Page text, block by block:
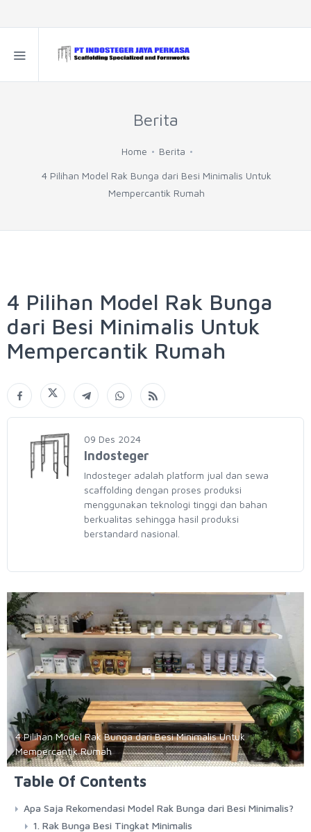
Berita
Home Berita
4 Pilihan Model Rak Bunga dari Besi Minimalis Untuk
Mempercantik Rumah
4 Pilihan Model Rak Bunga
dari Besi Minimalis Untuk
Mempercantik Rumah
09 Des 2024
Indosteger
Indosteger adalah platform jual dan sewa
scaffolding dengan proses produksi
menggunakan teknologi tinggi dan bahan
berkualitas sehingga hasil produksi
berstandard nasional.
4 Pilihan Model Rak Bunga dari Besi Minimalis Untuk
Mempercantik Rumah
Table Of Contents
Apa Saja Rekomendasi Model Rak Bunga dari Besi Minimalis?
1. Rak Bunga Besi Tingkat Minimalis